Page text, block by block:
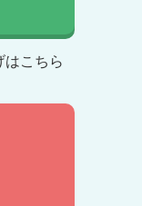
はこちら